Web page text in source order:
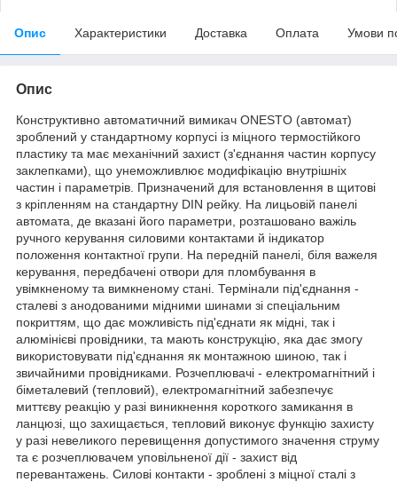
Опис Характеристики Доставка Оплата Умови
Опис
Конструктивно автоматичний вимикач ONESTO (автомат)
зроблений у стандартному корпусі із міцного термостійкого
пластику та має механічний захист (з'єднання частин корпусу
заклепками), що унеможливлює модифікацію внутрішніх
частин і параметрів. Призначений для встановлення в щитові
з кріпленням на стандартну DIN рейку. На лицьовій панелі
автомата, де вказані його параметри, розташовано важіль
ручного керування силовими контактами й індикатор
положення контактної групи. На передній панелі, біля важеля
керування, передбачені отвори для пломбування в
увімкненому та вимкненому стані. Термінали під'єднання -
сталеві з анодованими мідними шинами зі спеціальним
покриттям, що дає можливість під'єднати як мідні, так і
алюмінієві провідники, та мають конструкцію, яка дає змогу
використовувати під'єднання як монтажною шиною, так і
звичайними провідниками. Розчеплювачі - електромагнітний і
біметалевий (тепловий), електромагнітний забезпечує
миттєву реакцію у разі виникнення короткого замикання в
ланцюзі, що захищається, тепловий виконує функцію захисту
у разі невеликого перевищення допустимого значення струму
та є розчеплювачем уповільненої дії - захист від
перевантажень. Силові контакти - зроблені з міцної сталі з